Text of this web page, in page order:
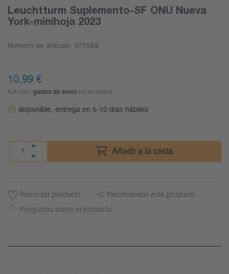
Leuchtturm Suplemento-SF ONU Nueva
York-minihoja 2023
Número de artículo: 371589
10,99 €
IVA incl., gastos de envío no incluidos
disponible, entrega en 5-10 días hábiles
Añadir a la cesta
Recordar producto Recomendar este producto
Preguntas sobre el producto